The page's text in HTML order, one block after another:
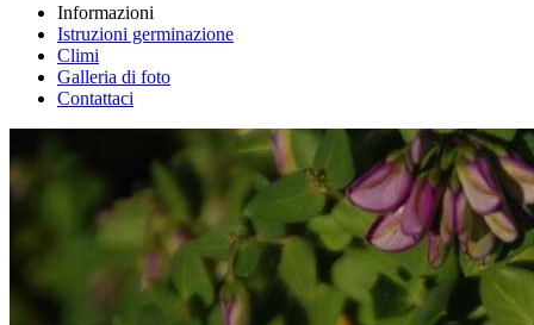
Informazioni
Istruzioni germinazione
Climi
Galleria di foto
Contattaci